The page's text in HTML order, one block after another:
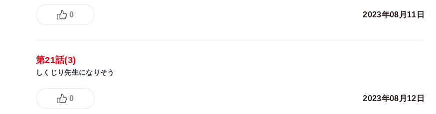
0 2023年08月11日
第21話(3)
しくじり先生になりそう
0 2023年08月12日